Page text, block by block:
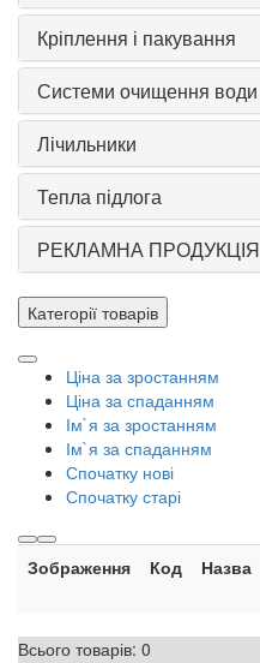
Кріплення і пакування
Системи очищення води
Лічильники
Тепла підлога
РЕКЛАМНА ПРОДУКЦІЯ
Категорії товарів
Ціна за зростанням
Ціна за спаданням
Ім`я за зростанням
Ім`я за спаданням
Спочатку нові
Спочатку старі
Зображення Код Назва
Всього товарів: 0